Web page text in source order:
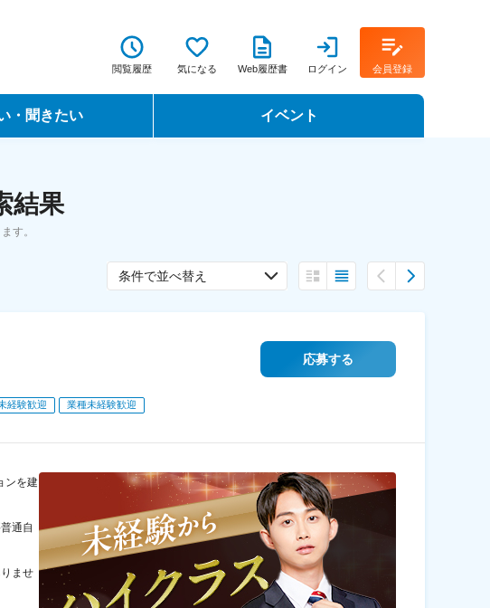
閲覧履歴 気になる Web履歴書 ログイン 会員登録
・聞きたい イベント
結果
す。
条件で並べ替え
経験歓迎 業種未経験歓迎
応募する
ンを建
通自
ませ